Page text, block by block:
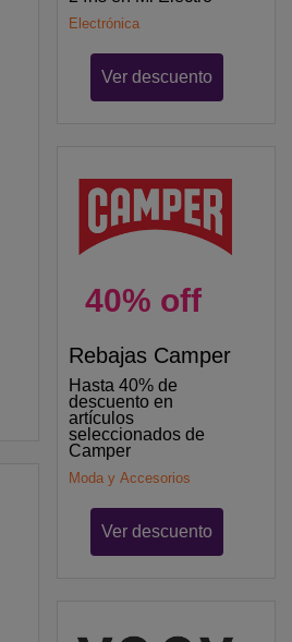
Electrónica
Ver descuento
40% off
Rebajas Camper
Hasta 40% de
descuento en
artículos
seleccionados de
Camper
Moda y Accesorios
Ver descuento